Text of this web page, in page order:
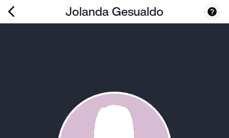
Jolanda Gesualdo